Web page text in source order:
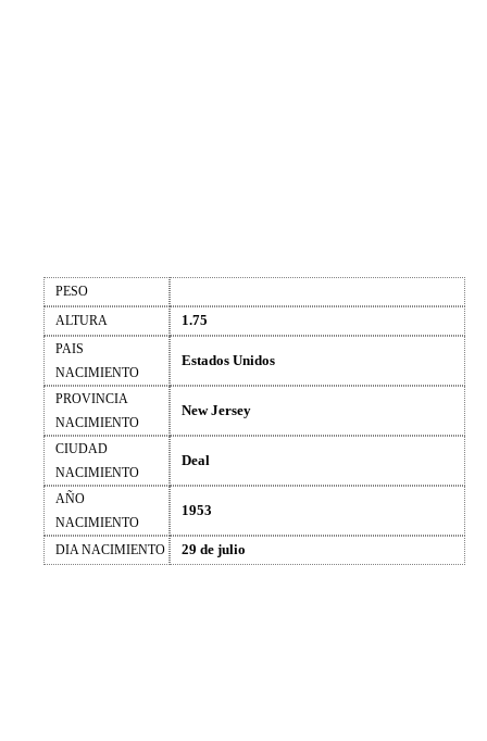
PESO
ALTURA
1.75
PAIS
NACIMIENTO
Estados Unidos
PROVINCIA
NACIMIENTO
New Jersey
CIUDAD
NACIMIENTO
Deal
AÑO
NACIMIENTO
1953
DIA NACIMIENTO 29 de julio